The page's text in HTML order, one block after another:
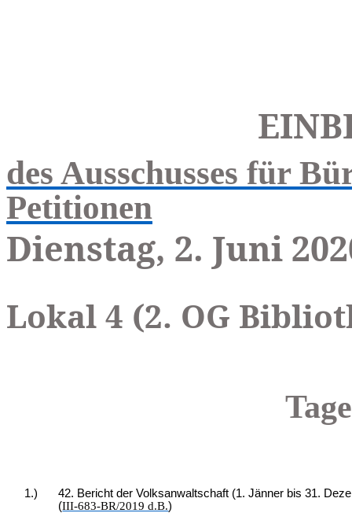
des Ausschusses für
Petitionen
Dienstag, 2. Juni
Lokal 4 (2. OG
1.)
42. Bericht der Volksanwaltschaft (1. Jänner bis 31.
(III-683-BR/2019 d.B.)